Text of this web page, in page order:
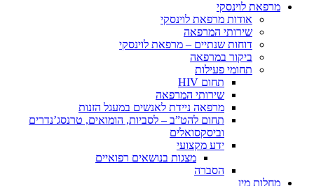
מרפאת לוינסקי
אודות מרפאת לוינסקי
שירותי המרפאה
דוחות שנתיים – מרפאת לוינסקי
ביקור במרפאה
תחומי פעילות
תחום HIV
שירותי המרפאה
מרפאה ניידת לאנשים במעגל הזנות
תחום להט”ב – לסביות, הומואים, טרנסג’נדרים
וביסקסואלים
ידע מקצועי
מצגות בנושאים רפואיים
הסברה
מחלות מין